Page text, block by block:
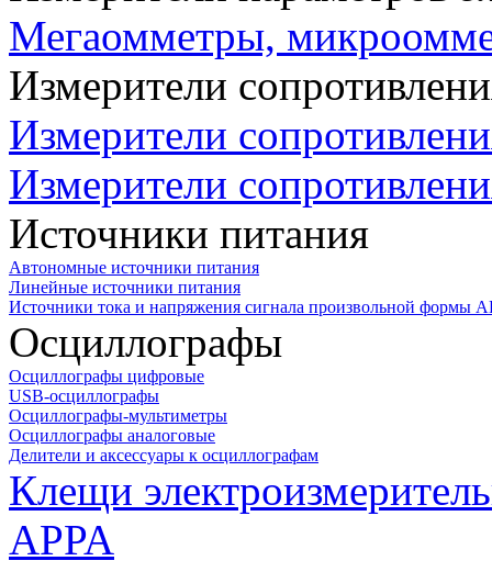
Мегаомметры,
Измерители
Измерители
Измерители
Источники питания
Автономные источники питания
Линейные источники питания
Источники тока и напряжения сигнала произвольной формы
Осциллографы
Осциллографы цифровые
USB-осциллографы
Осциллографы-мультиметры
Осциллографы аналоговые
Делители и аксессуары к осциллографам
Клещи
APPA